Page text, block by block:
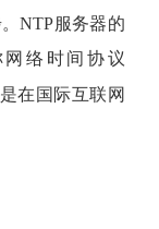
NTP服务器的
络时间协议
在国际互联网